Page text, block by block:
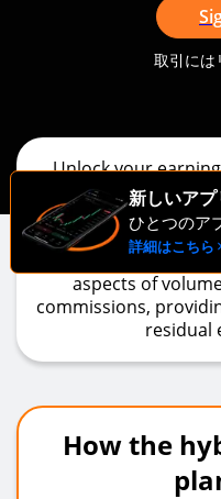
取引には
Unlock your
partner with our
for eligible CPA
number of eligible
trading volume.
aspects of
commissions,
residual
How the
新しいア
ひとつのア
詳細はこちら